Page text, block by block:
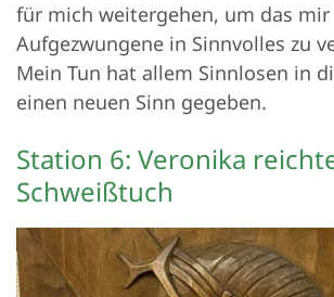
für mich weitergehen, um das mir
Aufgezwungene in Sinnvolles zu
Mein Tun hat allem Sinnlosen in
einen neuen Sinn gegeben.
Station 6: Veronika
Schweißtuch